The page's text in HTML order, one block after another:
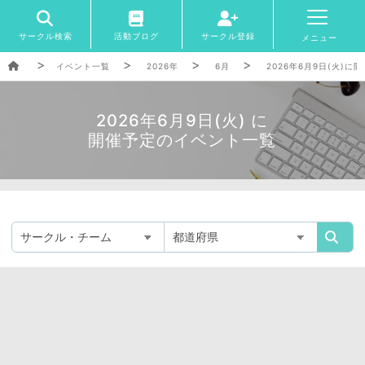
サークル検索 活動ブログ サークル登録 メニュー
イベント一覧 2026年 6月 2026年6月9日(火)に開
2026年6月9日(火) に
開催予定のイベント一覧